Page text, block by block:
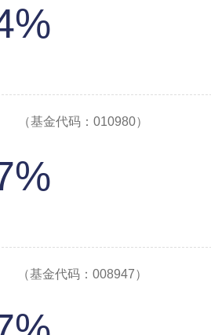
（基金代码：010980）
（基金代码：008947）